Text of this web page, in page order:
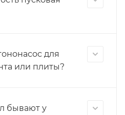
для
или плиты?
бывают у